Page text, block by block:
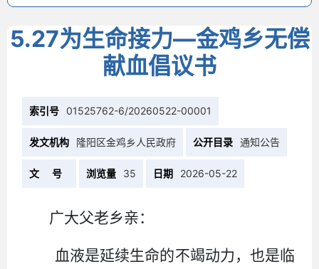
5.27为生命接力—金鸡乡无偿
献血倡议书
索引号 01525762-6/20260522-00001
发文机构 隆阳区金鸡乡人民政府 公开目录 通知公告
文 号 浏览量 35 日期 2026-05-22
广大父老乡亲：
血液是延续生命的不竭动力，也是临